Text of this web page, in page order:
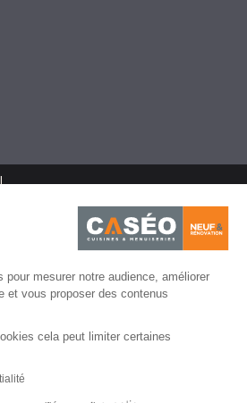
mesurer notre audience, améliorer
et vous proposer des contenus
cela peut limiter certaines
création de site web - Lemon Interactive